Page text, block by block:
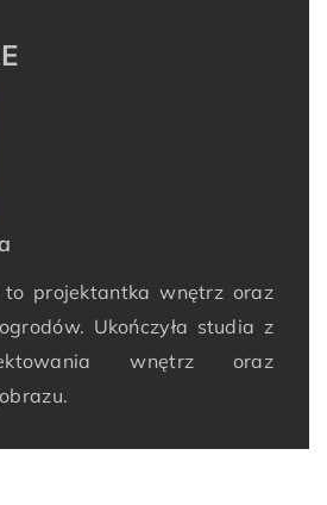
to projektantka wnętrz oraz
Ukończyła studia z
wnętrz oraz